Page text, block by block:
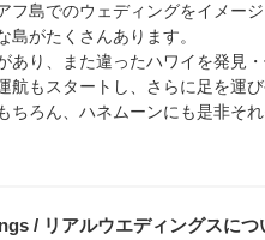
フ島でのウェディングをイメー
がたくさんあります。
あり、また違ったハワイを発見・
航もスタートし、さらに足を運び
ちろん、ハネムーンにも是非そ
/ リアルウエディングスに